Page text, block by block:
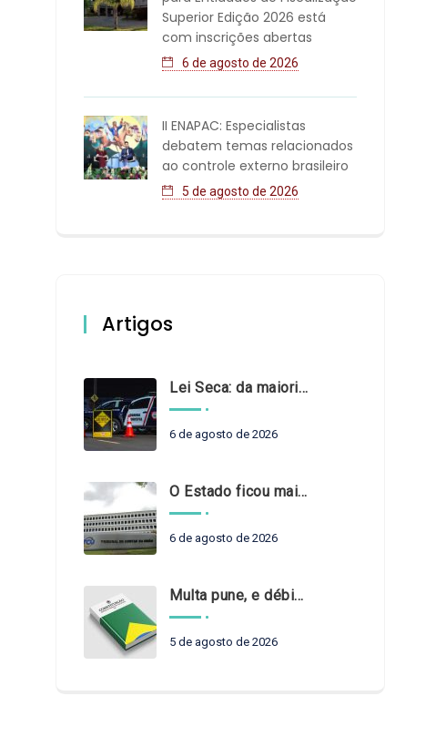
Superior Edição 2026 está
com inscrições abertas
6 de agosto de 2026
II ENAPAC: Especialistas
debatem temas relacionados
ao controle externo brasileiro
5 de agosto de 2026
Artigos
Lei Seca: da maioridade à maturidade
6 de agosto de 2026
O Estado ficou mais complexo. O controle precisa acompanhar
6 de agosto de 2026
Multa pune, e débito recompõe. § 3º do art. 71 da Constituição: um problema de legística formal
5 de agosto de 2026